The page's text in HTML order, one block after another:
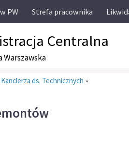
PW Strefa pracownika
Centralna
Kanclerza ds. Technicznych »